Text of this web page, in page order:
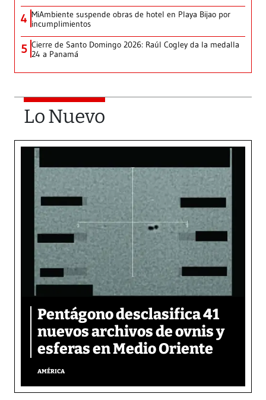
4 MiAmbiente suspende obras de hotel en Playa Bijao por
incumplimientos
5 Cierre de Santo Domingo 2026: Raúl Cogley da la medalla
24 a Panamá
Lo Nuevo
Pentágono desclasifica 41
nuevos archivos de ovnis y
esferas en Medio Oriente
AMÉRICA